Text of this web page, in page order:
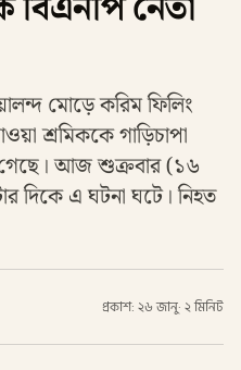
মোড়ে করিম ফিলিং
শ্রমিককে গাড়িচাপা
গেছে। আজ শুক্রবার (১৬
দিকে এ ঘটনা ঘটে। নিহত
প্রকাশ: ২৬ জানু· ২ মিনিট